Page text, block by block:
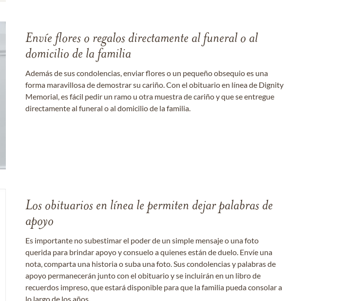
Envíe flores o regalos directamente al funeral o al
domicilio de la familia
Además de sus condolencias, enviar flores o un pequeño obsequio es una
forma maravillosa de demostrar su cariño. Con el obituario en línea de Dignity
Memorial, es fácil pedir un ramo u otra muestra de cariño y que se entregue
directamente al funeral o al domicilio de la familia.
Los obituarios en línea le permiten dejar palabras de
apoyo
Es importante no subestimar el poder de un simple mensaje o una foto
querida para brindar apoyo y consuelo a quienes están de duelo. Envíe una
nota, comparta una historia o suba una foto. Sus condolencias y palabras de
apoyo permanecerán junto con el obituario y se incluirán en un libro de
recuerdos impreso, que estará disponible para que la familia pueda consolar a
lo largo de los años.